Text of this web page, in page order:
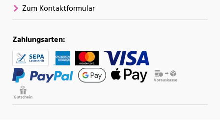
Zum Kontaktformular
Zahlungsarten: